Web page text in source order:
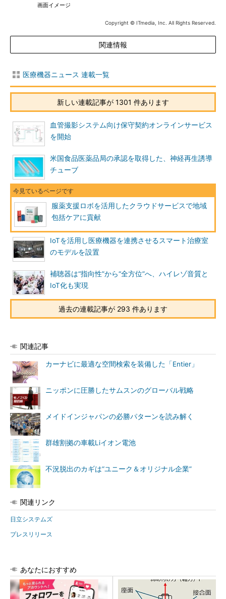
画面イメージ
Copyright © ITmedia, Inc. All Rights Reserved.
関連情報
医療機器ニュース 連載一覧
新しい連載記事が 1301 件あります
血管撮影システム向け保守契約オンラインサービス
を開始
米国食品医薬品局の承認を取得した、神経再生誘導
チューブ
服薬支援ロボを活用したクラウドサービスで地域
包括ケアに貢献
IoTを活用し医療機器を連携させるスマート治療室
のモデルを設置
補聴器は“指向性”から“全方位”へ、ハイレゾ音質と
IoT化も実現
過去の連載記事が 293 件あります
関連記事
カーナビに最適な空間検索を装備した「Entier」
ニッポンに圧勝したサムスンのグローバル戦略
メイドインジャパンの必勝パターンを読み解く
群雄割拠の車載Liイオン電池
不況脱出のカギは“ユニーク＆オリジナル企業”
関連リンク
日立システムズ
プレスリリース
あなたにおすすめ